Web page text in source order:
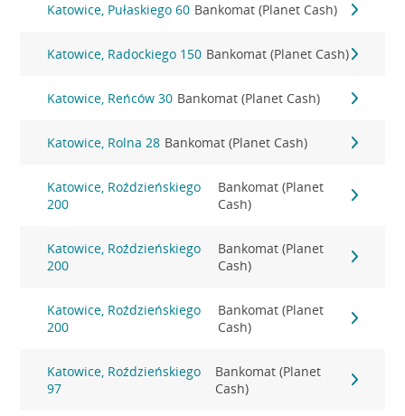
Katowice, Pułaskiego 60 Bankomat (Planet Cash)
Katowice, Radockiego 150 Bankomat (Planet Cash)
Katowice, Reńców 30 Bankomat (Planet Cash)
Katowice, Rolna 28 Bankomat (Planet Cash)
Katowice, Roździeńskiego
200
Bankomat (Planet
Cash)
Katowice, Roździeńskiego
200
Bankomat (Planet
Cash)
Katowice, Roździeńskiego
200
Bankomat (Planet
Cash)
Katowice, Roździeńskiego
97
Bankomat (Planet
Cash)